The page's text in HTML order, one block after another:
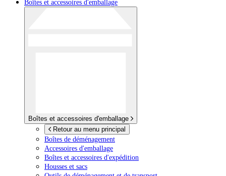
Boîtes et accessoires d'emballage
Boîtes et accessoires d'emballage
Retour au menu principal
Boîtes de déménagement
Accessoires d'emballage
Boîtes et accessoires d'expédition
Housses et sacs